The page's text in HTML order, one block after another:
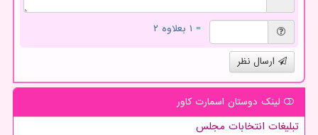
= ۱ بعلاوه ۲
ارسال نظر
لینک دوستان اسمارت كاور
تبلیغات انتخابات مجلس